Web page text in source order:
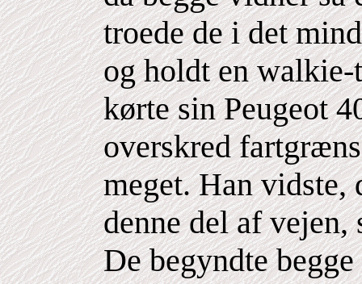
troede de i det
og holdt en
kørte sin Peugeot
overskred
meget. Han
denne del af vejen,
De begyndte